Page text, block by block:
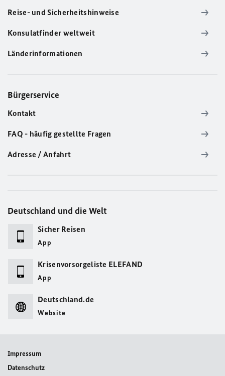
Reise- und Sicherheitshinweise
Konsulatfinder weltweit
Länderinformationen
Bürgerservice
Kontakt
FAQ - häufig gestellte Fragen
Adresse / Anfahrt
Deutschland und die Welt
Sicher Reisen
App
Krisenvorsorgeliste ELEFAND
App
Deutschland.de
Website
Impressum
Datenschutz